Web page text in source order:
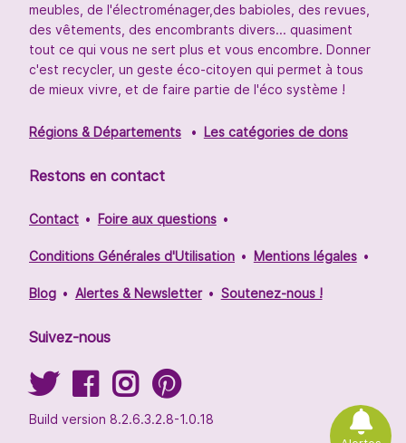
meubles, de l'électroménager,des babioles, des revues,
des vêtements, des encombrants divers... quasiment
tout ce qui vous ne sert plus et vous encombre. Donner
c'est recycler, un geste éco-citoyen qui permet à tous
de mieux vivre, et de faire partie de l'éco système !
Régions & Départements Les catégories de dons
Restons en contact
Contact Foire aux questions
Conditions Générales d'Utilisation Mentions légales
Blog Alertes & Newsletter Soutenez-nous !
Suivez-nous
Build version 8.2.6.3.2.8-1.0.18